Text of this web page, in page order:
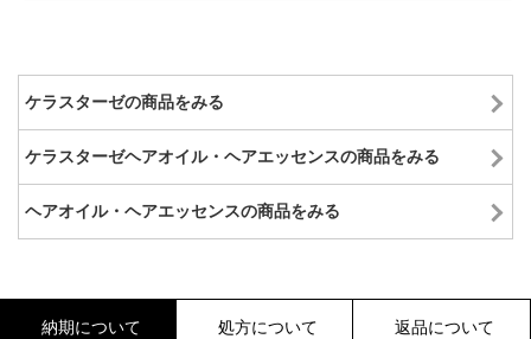
ケラスターゼの商品をみる
ケラスターゼヘアオイル・ヘアエッセンスの商品をみる
ヘアオイル・ヘアエッセンスの商品をみる
納期について 処方について 返品について